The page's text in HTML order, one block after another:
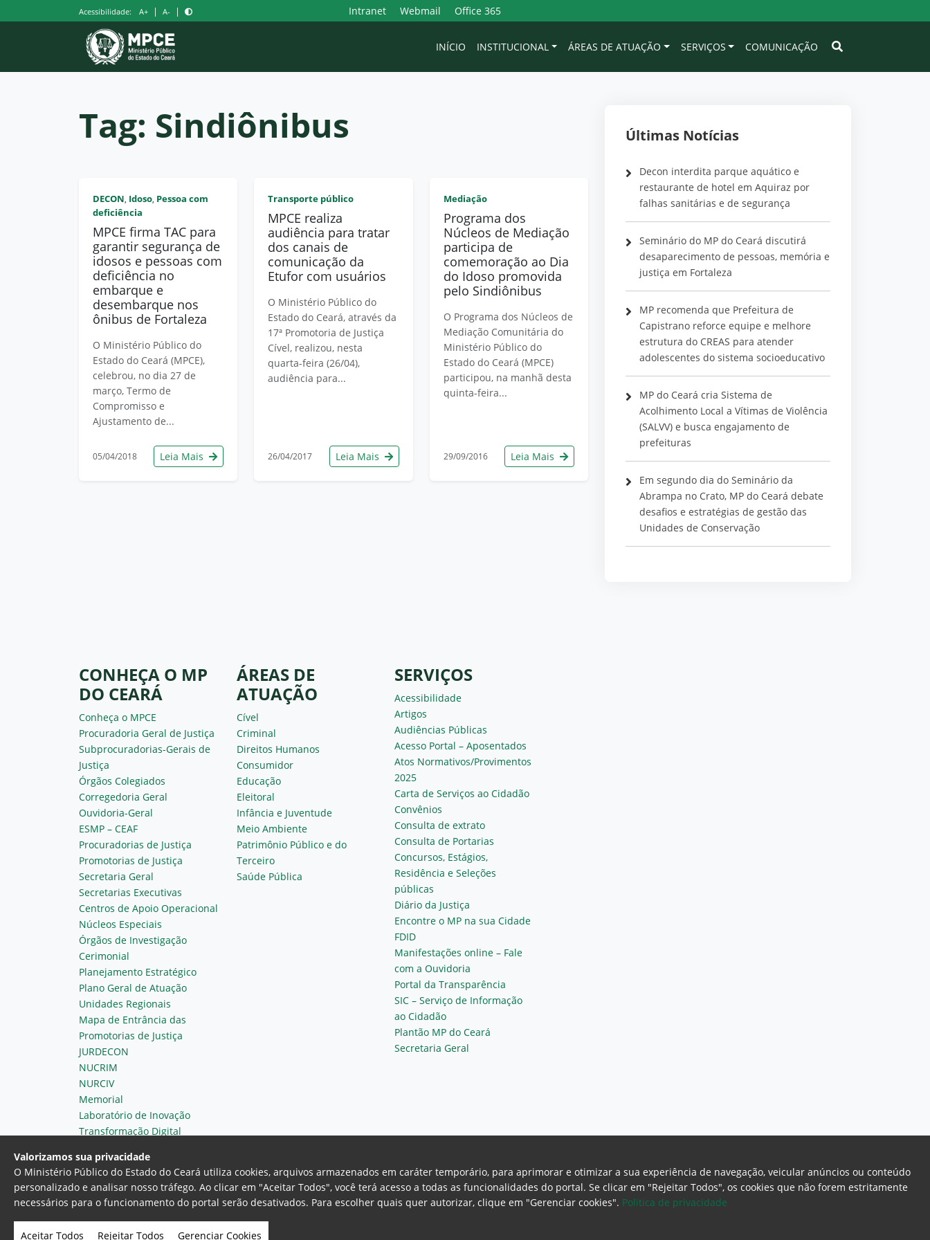
para
Acessibilidade: A+ | A- | Intranet Webmail Office 365
INÍCIO INSTITUCIONAL ÁREAS DE ATUAÇÃO SERVIÇOS COMUNICAÇÃO
Tag: Sindiônibus
DECON, Idoso, Pessoa com
deficiência
MPCE firma TAC para
garantir segurança de
idosos e pessoas com
deficiência no
embarque e
desembarque nos
ônibus de Fortaleza
O Ministério Público do
Estado do Ceará (MPCE),
celebrou, no dia 27 de
março, Termo de
Compromisso e
Ajustamento de...
05/04/2018 Leia Mais
Transporte público
MPCE realiza
audiência para tratar
dos canais de
comunicação da
Etufor com usuários
O Ministério Público do
Estado do Ceará, através da
17ª Promotoria de Justiça
Cível, realizou, nesta
quarta-feira (26/04),
audiência para...
26/04/2017 Leia Mais
Mediação
Programa dos
Núcleos de Mediação
participa de
comemoração ao Dia
do Idoso promovida
pelo Sindiônibus
O Programa dos Núcleos de
Mediação Comunitária do
Ministério Público do
Estado do Ceará (MPCE)
participou, na manhã desta
quinta-feira...
29/09/2016 Leia Mais
Últimas Notícias
Decon interdita parque aquático e
restaurante de hotel em Aquiraz por
falhas sanitárias e de segurança
Seminário do MP do Ceará discutirá
desaparecimento de pessoas, memória e
justiça em Fortaleza
MP recomenda que Prefeitura de
Capistrano reforce equipe e melhore
estrutura do CREAS para atender
adolescentes do sistema socioeducativo
MP do Ceará cria Sistema de
Acolhimento Local a Vítimas de Violência
(SALVV) e busca engajamento de
prefeituras
Em segundo dia do Seminário da
Abrampa no Crato, MP do Ceará debate
desafios e estratégias de gestão das
Unidades de Conservação
CONHEÇA O MP
DO CEARÁ
Conheça o MPCE
Procuradoria Geral de Justiça
Subprocuradorias-Gerais de
Justiça
Órgãos Colegiados
Corregedoria Geral
Ouvidoria-Geral
ESMP – CEAF
Procuradorias de Justiça
Promotorias de Justiça
Secretaria Geral
Secretarias Executivas
Centros de Apoio Operacional
Núcleos Especiais
Órgãos de Investigação
Cerimonial
Planejamento Estratégico
Plano Geral de Atuação
Unidades Regionais
Mapa de Entrância das
Promotorias de Justiça
JURDECON
NUCRIM
NURCIV
Memorial
Laboratório de Inovação
Transformação Digital
ÁREAS DE
ATUAÇÃO
Cível
Criminal
Direitos Humanos
Consumidor
Educação
Eleitoral
Infância e Juventude
Meio Ambiente
Patrimônio Público e do
Terceiro
Saúde Pública
SERVIÇOS
Acessibilidade
Artigos
Audiências Públicas
Acesso Portal – Aposentados
Atos Normativos/Provimentos
2025
Carta de Serviços ao Cidadão
Convênios
Consulta de extrato
Consulta de Portarias
Concursos, Estágios,
Residência e Seleções
públicas
Diário da Justiça
Encontre o MP na sua Cidade
FDID
Manifestações online – Fale
com a Ouvidoria
Portal da Transparência
SIC – Serviço de Informação
ao Cidadão
Plantão MP do Ceará
Secretaria Geral
Ministério Público do Estado do Ceará Procuradoria Geral de Justiça
Av. Gen. Afonso Albuquerque Lima, 130 - Cambeba - CEP: 60.822-325
Valorizamos sua privacidade
O Ministério Público do Estado do Ceará utiliza cookies, arquivos armazenados em caráter temporário, para aprimorar e otimizar a sua experiência de navegação, veicular anúncios ou conteúdo
personalizado e analisar nosso tráfego. Ao clicar em "Aceitar Todos", você terá acesso a todas as funcionalidades do portal. Se clicar em "Rejeitar Todos", os cookies que não forem estritamente
necessários para o funcionamento do portal serão desativados. Para escolher quais quer autorizar, clique em "Gerenciar cookies". Politica de privacidade
Aceitar Todos Rejeitar Todos Gerenciar Cookies